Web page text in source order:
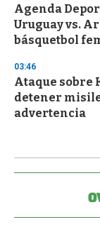
Agenda
Uruguay vs.
básquetbol
03:46
Ataque sobre
detener
advertencia